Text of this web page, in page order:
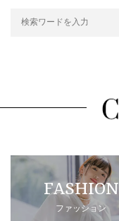
FASHION
ファッション